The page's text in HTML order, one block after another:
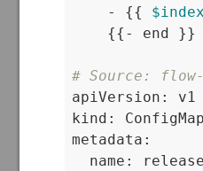
    - {{
$index
    {{- end }}
# Source:
apiVersion: v1
kind: ConfigMap
metadata:
name: